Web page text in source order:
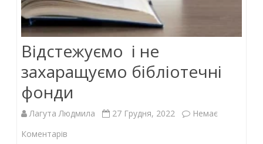
Відстежуємо і не
захаращуємо бібліотечні
фонди
Лагута Людмила 27 Грудня, 2022
Немає
Коментарів